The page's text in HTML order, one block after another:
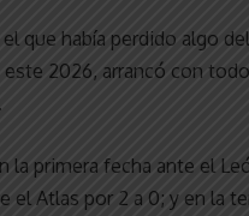
que había perdido algo
2026, arrancó con
la primera fecha ante el
el Atlas por 2 a 0; y en la